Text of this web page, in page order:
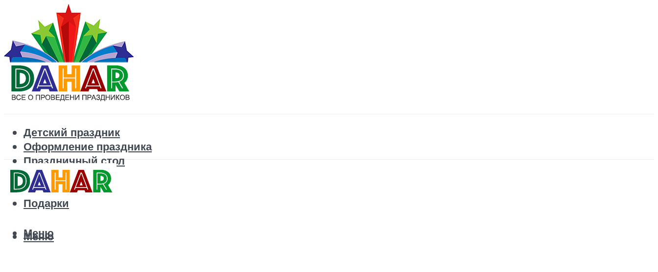
Детский праздник
Оформление праздника
Праздничный стол
Корпоратив
Поздравления
Подарки
Меню
Меню